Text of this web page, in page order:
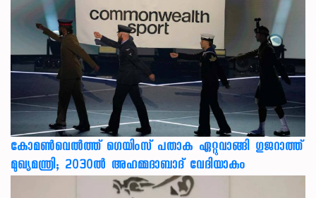
കോമൺവെൽത്ത് ഗെയിംസ് പതാക ഏറ്റുവാങ്ങി ഗുജറാത്ത്
മുഖ്യമന്ത്രി; 2030ൽ അഹമ്മദാബാദ് വേദിയാകും